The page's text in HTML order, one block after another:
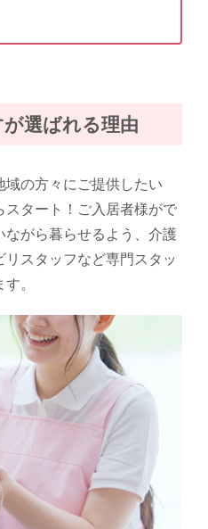
選ばれる理由
の方々にご提供したい
スタート！ご入居者様がで
ながら暮らせるよう、介護
スタッフなど専門スタッ
。